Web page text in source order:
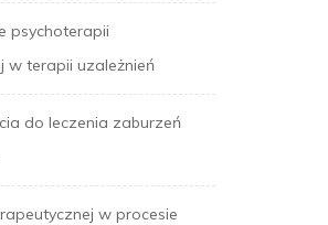
psychoterapii
w terapii uzależnień
do leczenia zaburzeń
w procesie